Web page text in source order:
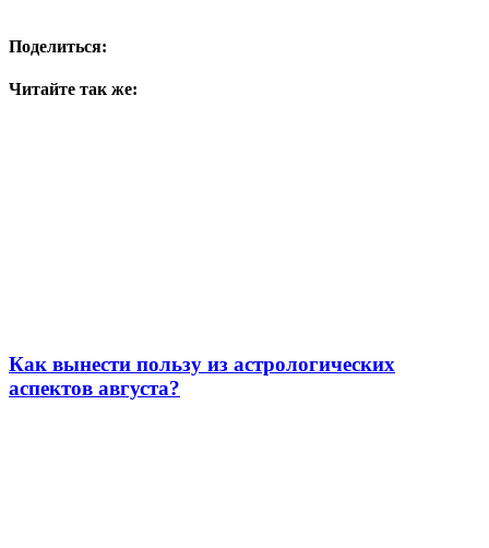
Поделиться:
Читайте так же:
Как вынести пользу из астрологических
аспектов августа?